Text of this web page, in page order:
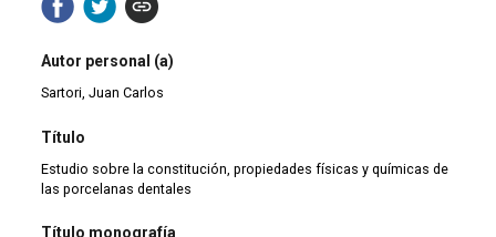
Autor personal (a)
Sartori, Juan Carlos
Título
Estudio sobre la constitución, propiedades físicas y químicas de
las porcelanas dentales
Título monografía